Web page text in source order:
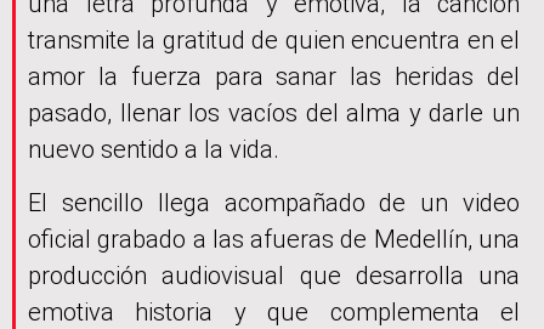
transmite la gratitud de quien encuentra en el
amor la fuerza para sanar las heridas del
pasado, llenar los vacíos del alma y darle un
nuevo sentido a la vida.
El sencillo llega acompañado de un video
oficial grabado a las afueras de Medellín, una
producción audiovisual que desarrolla una
emotiva historia y que complementa el